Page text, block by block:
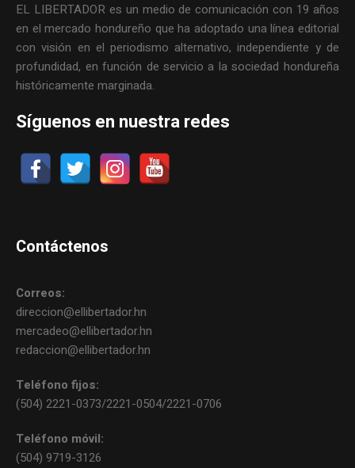
EL LIBERTADOR es un medio de comunicación con 19 años
en el mercado hondureño que ha adoptado una línea editorial
con visión en el periodismo alternativo, independiente y de
profundidad, en función de servicio a la sociedad hondureña
históricamente marginada.
Síguenos en nuestra redes
Contáctenos
Correos:
direccion@ellibertador.hn
mercadeo@ellibertador.hn
redaccion@ellibertador.hn
Teléfono fijos:
(504) 2221-0373/2221-0504/2221-0706
Teléfono móvil:
(504) 9719-3126